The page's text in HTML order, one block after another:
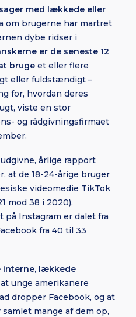
med lækkede eller
om brugerne har martret
dybe ridser i
er de seneste 12
bruge et eller flere
eller fuldstændigt –
for, hvordan deres
viste en stor
og rådgivningsfirmaet
årlige rapport
at de 18-24-årige bruger
videomedie TikTok
mod 38 i 2020),
Instagram er dalet fra
fra 40 til 33
interne, lækkede
at unge amerikanere
dropper Facebook, og at
mange af dem op,